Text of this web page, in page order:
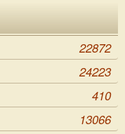
22872
24223
410
13066